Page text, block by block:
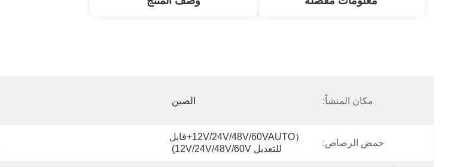
مكان المنشأ: الصين
حمض الرصاص:
للتعديل 12V/24V/48V/60V)